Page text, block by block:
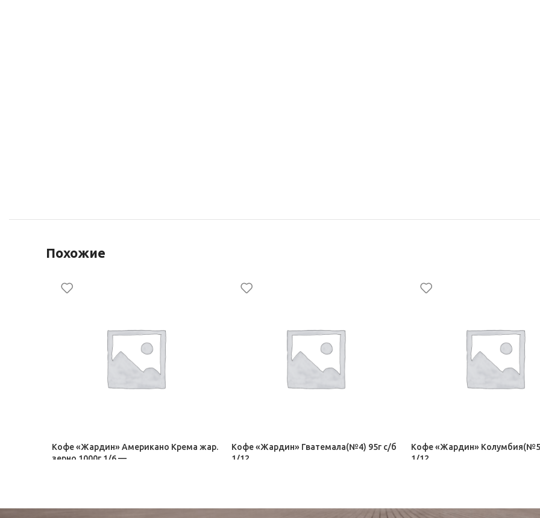
Похожие
Кофе «Жардин» Американо Крема жар.
зерно 1000г 1/6 —
Кофе «Жардин» Гватемала(№4) 95г с/б
1/12
Кофе «Жардин»
1/12